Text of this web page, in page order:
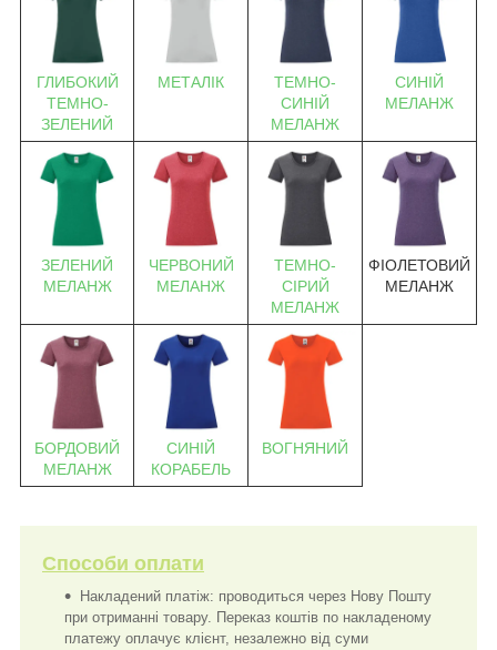
ГЛИБОКИЙ
ТЕМНО-
ЗЕЛЕНИЙ
МЕТАЛІК
ТЕМНО-
СИНІЙ
МЕЛАНЖ
СИНІЙ
МЕЛАНЖ
ЗЕЛЕНИЙ
МЕЛАНЖ
ЧЕРВОНИЙ
МЕЛАНЖ
ТЕМНО-
СІРИЙ
МЕЛАНЖ
ФІОЛЕТОВИЙ
МЕЛАНЖ
БОРДОВИЙ
МЕЛАНЖ
СИНІЙ
КОРАБЕЛЬ
ВОГНЯНИЙ
Способи оплати
Накладений платіж: проводиться через Нову Пошту
при отриманні товару. Переказ коштів по накладеному
платежу оплачує клієнт, незалежно від суми